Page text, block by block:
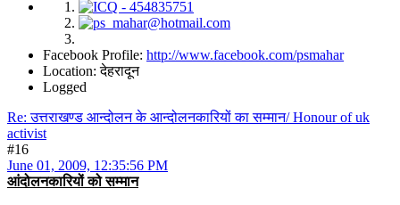
Facebook Profile: http://www.facebook.com/psmahar
Location: देहरादून
Logged
Re: उत्तराखण्ड आन्दोलन के आन्दोलनकारियों का सम्मान/ Honour of uk
activist
#16
June 01, 2009, 12:35:56 PM
आंदोलनकारियों को सम्मान